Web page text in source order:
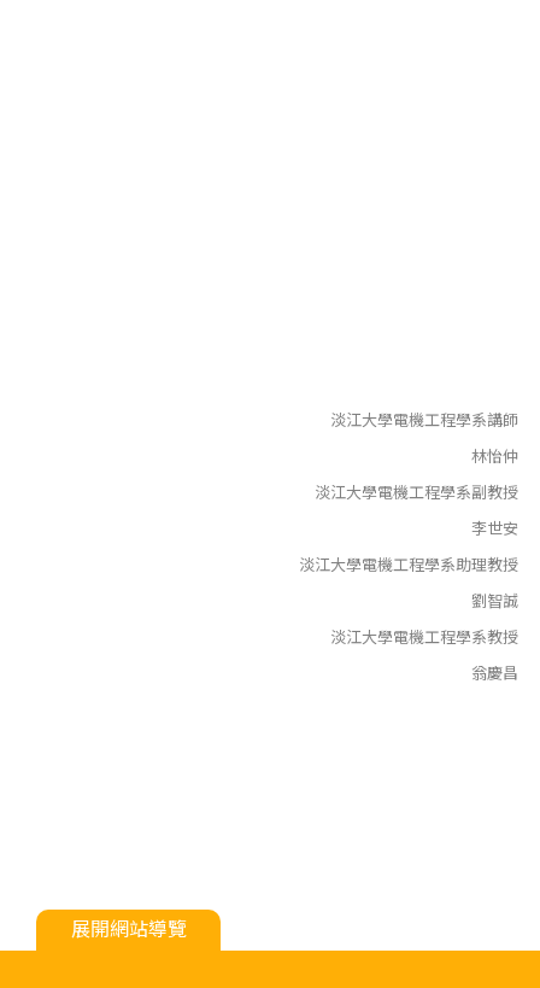
淡江大學電機工程學系講師
林怡仲
淡江大學電機工程學系副教授
李世安
淡江大學電機工程學系助理教授
劉智誠
淡江大學電機工程學系教授
翁慶昌
展開網站導覽